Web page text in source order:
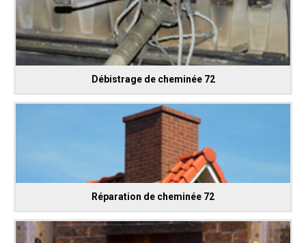
Débistrage de cheminée 72
Réparation de cheminée 72